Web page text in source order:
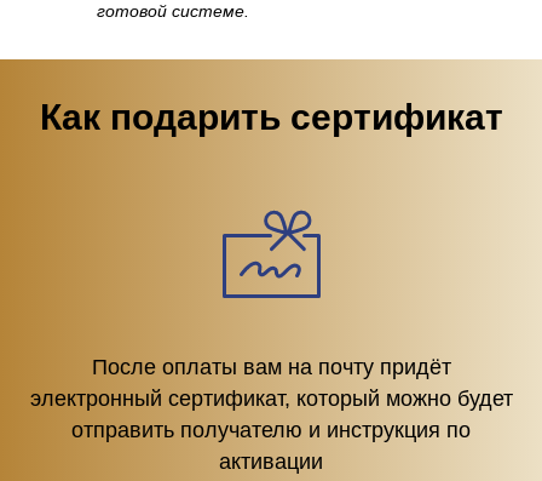
готовой системе.
Как подарить сертификат
После оплаты вам на почту придёт
электронный сертификат, который можно будет
отправить получателю и инструкция по
активации